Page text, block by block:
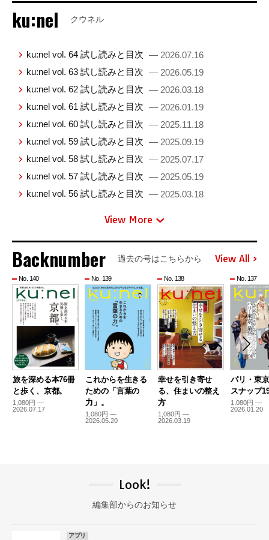
ku:nel クウネル
ku:nel vol. 64 試し読みと目次 — 2026.07.16
ku:nel vol. 63 試し読みと目次 — 2026.05.19
ku:nel vol. 62 試し読みと目次 — 2026.03.18
ku:nel vol. 61 試し読みと目次 — 2026.01.19
ku:nel vol. 60 試し読みと目次 — 2025.11.18
ku:nel vol. 59 試し読みと目次 — 2025.09.19
ku:nel vol. 58 試し読みと目次 — 2025.07.17
ku:nel vol. 57 試し読みと目次 — 2025.05.19
ku:nel vol. 56 試し読みと目次 — 2025.03.18
View More
Backnumber 過去の号はこちらから View All
No. 140
旅を深める本76冊
と歩く、京都。
1,080円 —
2026.07.17
No. 139
これからを生きる
ための「言葉の
力」。
1,080円 —
2026.05.20
No. 138
幸せを引き寄せ
る、住まいの整え
方
1,080円 —
2026.03.19
No. 137
パリ・東
スナップ
1,080円 —
2026.01.20
Look!
編集部からのお知らせ
アプリ